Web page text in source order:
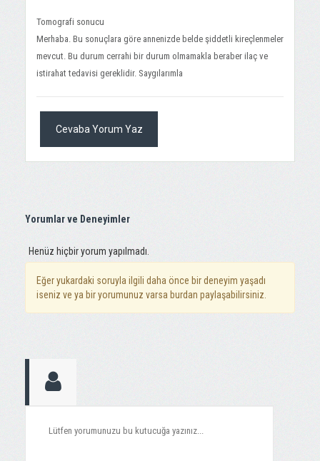
Tomografi sonucu
Merhaba. Bu sonuçlara göre annenizde belde şiddetli kireçlenmeler
mevcut. Bu durum cerrahi bir durum olmamakla beraber ilaç ve
istirahat tedavisi gereklidir. Saygılarımla
Cevaba Yorum Yaz
Yorumlar ve Deneyimler
Henüz hiçbir yorum yapılmadı.
Eğer yukardaki soruyla ilgili daha önce bir deneyim yaşadı
iseniz ve ya bir yorumunuz varsa burdan paylaşabilirsiniz.